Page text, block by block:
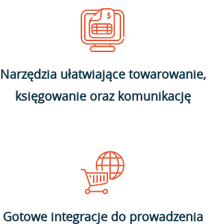
Narzędzia ułatwiające towarowanie,
księgowanie oraz komunikację
Gotowe integracje do prowadzenia